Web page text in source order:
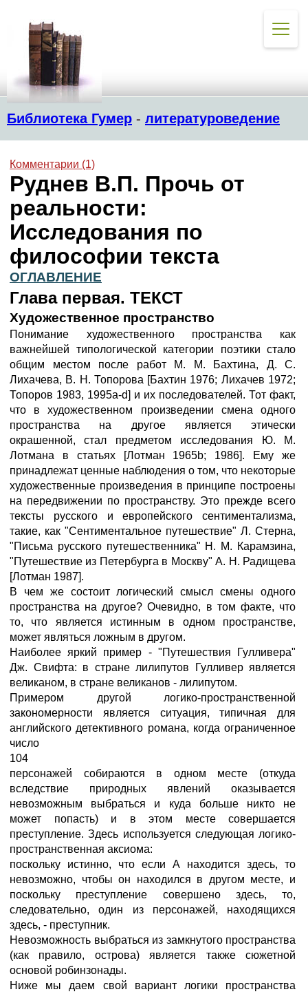
Библиотека Гумер - литературоведение
Комментарии (1)
Руднев В.П. Прочь от
реальности:
Исследования по
философии текста
ОГЛАВЛЕНИЕ
Глава первая. ТЕКСТ
Художественное пространство
Понимание художественного пространства как
важнейшей типологической категории поэтики стало
общим местом после работ М. М. Бахтина, Д. С.
Лихачева, В. Н. Топорова [Бахтин 1976; Лихачев 1972;
Топоров 1983, 1995a-d] и их последователей. Тот факт,
что в художественном произведении смена одного
пространства на другое является этически
окрашенной, стал предметом исследования Ю. М.
Лотмана в статьях [Лотман 1965b; 1986]. Ему же
принадлежат ценные наблюдения о том, что некоторые
художественные произведения в принципе построены
на передвижении по пространству. Это прежде всего
тексты русского и европейского сентиментализма,
такие, как "Сентиментальное путешествие" Л. Стерна,
"Письма русского путешественника" Н. М. Карамзина,
"Путешествие из Петербурга в Москву" А. Н. Радищева
[Лотман 1987].
В чем же состоит логический смысл смены одного
пространства на другое? Очевидно, в том факте, что
то, что является истинным в одном пространстве,
может являться ложным в другом.
Наиболее яркий пример - "Путешествия Гулливера"
Дж. Свифта: в стране лилипутов Гулливер является
великаном, в стране великанов - лилипутом.
Примером другой логико-пространственной
закономерности является ситуация, типичная для
английского детективного романа, когда ограниченное
число
104
персонажей собираются в одном месте (откуда
вследствие природных явлений оказывается
невозможным выбраться и куда больше никто не
может попасть) и в этом месте совершается
преступление. Здесь используется следующая логико-
пространственная аксиома:
поскольку истинно, что если А находится здесь, то
невозможно, чтобы он находился в другом месте, и
поскольку преступление совершено здесь, то,
следовательно, один из персонажей, находящихся
здесь, - преступник.
Невозможность выбраться из замкнутого пространства
(как правило, острова) является также сюжетной
основой робинзонады.
Ниже мы даем свой вариант логики пространства